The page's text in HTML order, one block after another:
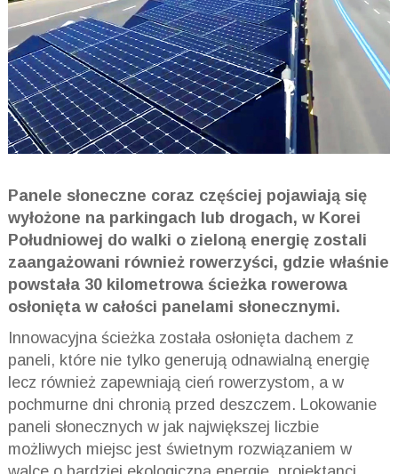
Panele słoneczne coraz częściej pojawiają się
wyłożone na parkingach lub drogach, w Korei
Południowej do walki o zieloną energię zostali
zaangażowani również rowerzyści, gdzie właśnie
powstała 30 kilometrowa ścieżka rowerowa
osłonięta w całości panelami słonecznymi.
Innowacyjna ścieżka została osłonięta dachem z
paneli, które nie tylko generują odnawialną energię
lecz również zapewniają cień rowerzystom, a w
pochmurne dni chronią przed deszczem. Lokowanie
paneli słonecznych w jak największej liczbie
możliwych miejsc jest świetnym rozwiązaniem w